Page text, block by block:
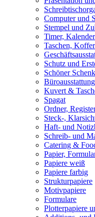
Computer und
Stempel und
Timer,
Taschen,
Schutz und
Schöner
Büroausstattung
Kuvert &
Spagat
Ordner,
Steck-,
Haft- und
Schreib- und
Catering &
Papier,
Papiere weiß
Papiere farbig
Strukturpapiere
Motivpapiere
Formulare
Plotterpapiere